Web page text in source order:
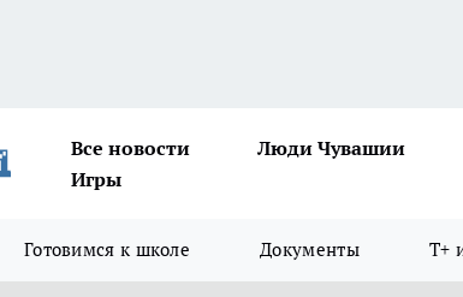
Все новости Люди Чувашии
Игры
Готовимся к школе Документы Т+